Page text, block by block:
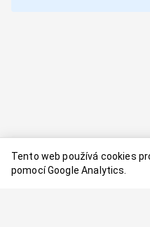
Tento web používá cookies
pomocí Google Analytics.